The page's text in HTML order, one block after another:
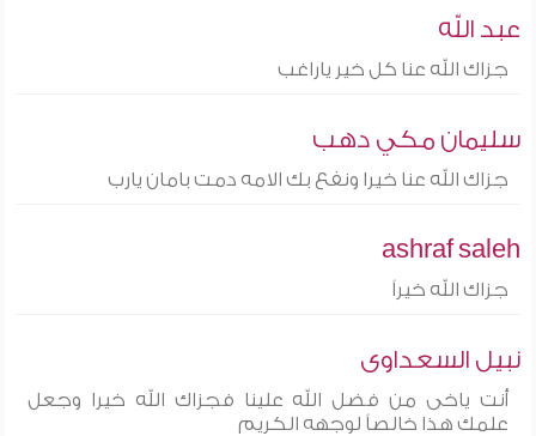
عبد الله
جزاك الله عنا كل خير ياراغب
سليمان مكي دهب
جزاك الله عنا خيرا ونفع بك الامه دمت بامان يارب
ashraf saleh
جزاك الله خيراً
نبيل السعداوى
أنت ياخى من فضل الله علينا فجزاك الله خيرا وجعل
علمك هذا خالصاً لوجهه الكريم